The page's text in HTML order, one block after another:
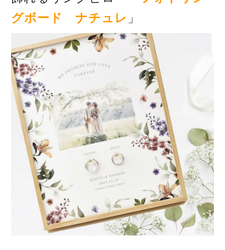
グボード ナチュレ 」